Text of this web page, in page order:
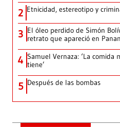
2 Etnicidad, estereotipo y
3 El óleo perdido de Simón
retrato que apareció en
4 Samuel Vernaza: ‘La comida
tiene’
5 Después de las bombas